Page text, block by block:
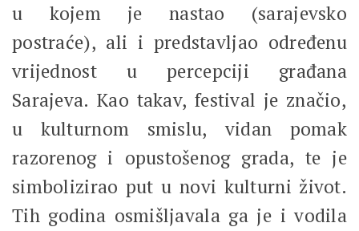
u kojem je nastao (sarajevsko
postraće), ali i predstavljao određenu
vrijednost u percepciji građana
Sarajeva. Kao takav, festival je značio,
u kulturnom smislu, vidan pomak
razorenog i opustošenog grada, te je
simbolizirao put u novi kulturni život.
Tih godina osmišljavala ga je i vodila